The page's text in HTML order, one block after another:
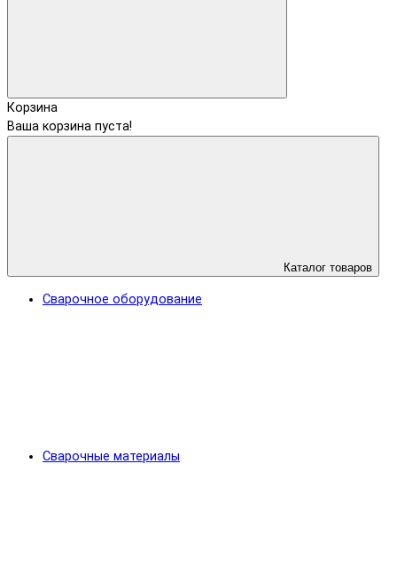
Корзина
Ваша корзина пуста!
Каталог товаров
Сварочное оборудование
Сварочные материалы